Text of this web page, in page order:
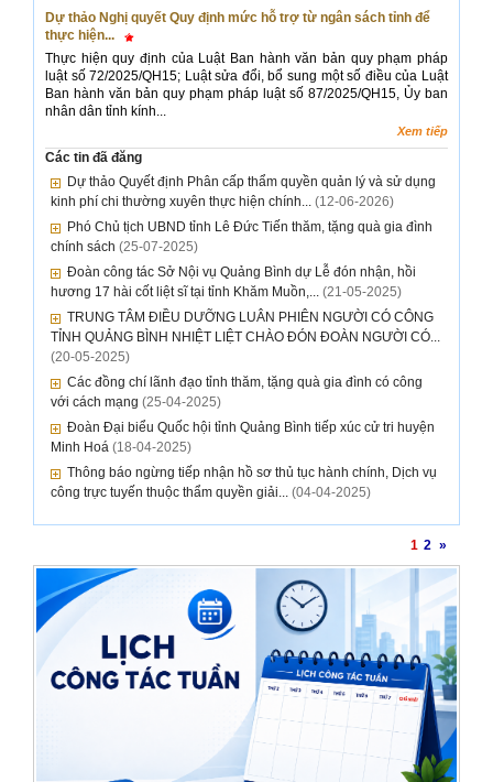
Dự thảo Nghị quyết Quy định mức hỗ trợ từ ngân sách tỉnh để
thực hiện...
Thực hiện quy định của Luật Ban hành văn bản quy phạm pháp
luật số 72/2025/QH15; Luật sửa đổi, bổ sung một số điều của Luật
Ban hành văn bản quy phạm pháp luật số 87/2025/QH15, Ủy ban
nhân dân tỉnh kính...
Xem tiếp
Các tin đã đăng
Dự thảo Quyết định Phân cấp thẩm quyền quản lý và sử dụng
kinh phí chi thường xuyên thực hiện chính... (12-06-2026)
Phó Chủ tịch UBND tỉnh Lê Đức Tiến thăm, tặng quà gia đình
chính sách (25-07-2025)
Đoàn công tác Sở Nội vụ Quảng Bình dự Lễ đón nhận, hồi
hương 17 hài cốt liệt sĩ tại tỉnh Khăm Muồn,... (21-05-2025)
TRUNG TÂM ĐIỀU DƯỠNG LUÂN PHIÊN NGƯỜI CÓ CÔNG
TỈNH QUẢNG BÌNH NHIỆT LIỆT CHÀO ĐÓN ĐOÀN NGƯỜI CÓ...
(20-05-2025)
Các đồng chí lãnh đạo tỉnh thăm, tặng quà gia đình có công
với cách mạng (25-04-2025)
Đoàn Đại biểu Quốc hội tỉnh Quảng Bình tiếp xúc cử tri huyện
Minh Hoá (18-04-2025)
Thông báo ngừng tiếp nhận hồ sơ thủ tục hành chính, Dịch vụ
công trực tuyến thuộc thẩm quyền giải... (04-04-2025)
1 2 »